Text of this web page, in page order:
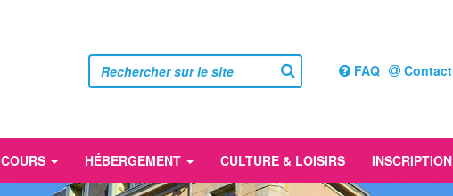
FAQ Contact
COURS HÉBERGEMENT CULTURE & LOISIRS INSCRIPTION